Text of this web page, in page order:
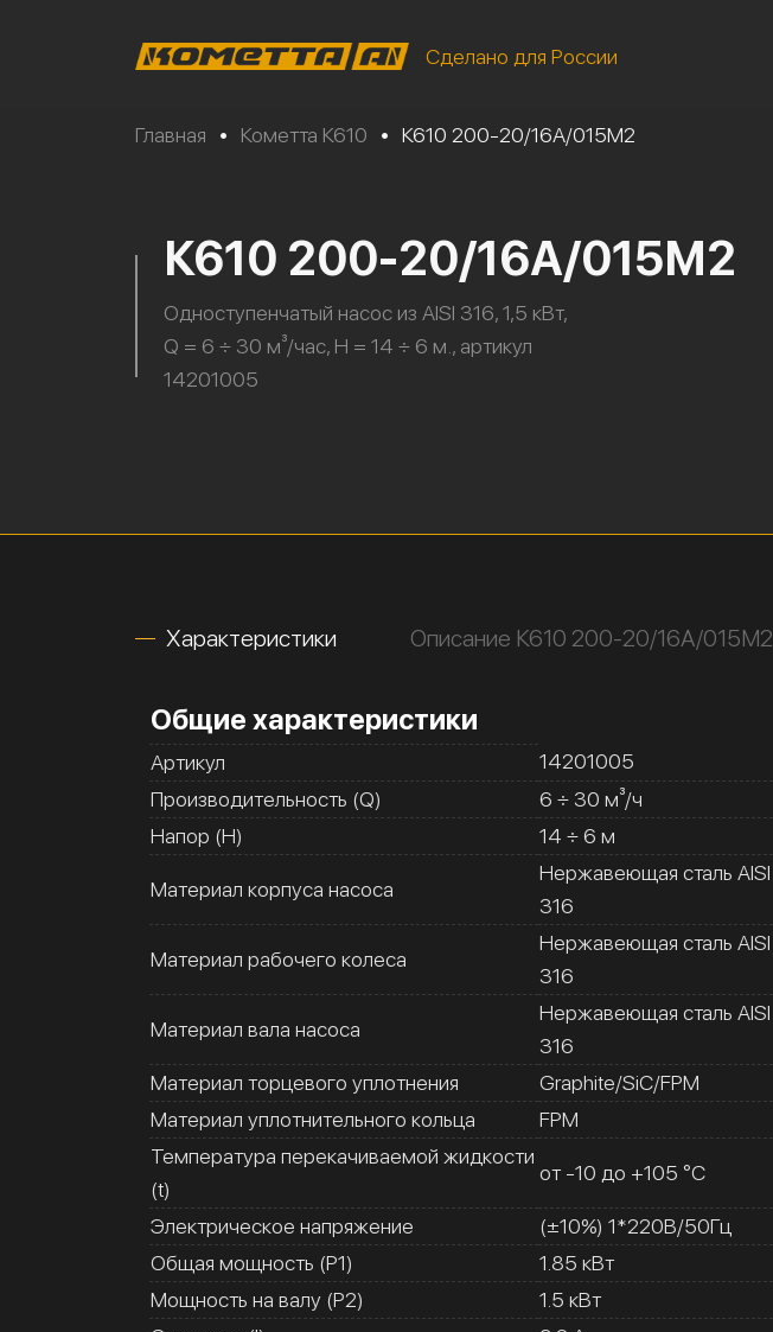
Сделано для России
Главная • Кометта К610 • К610 200-20/16А/015М2
К610 200-20/16А/015М2
Одноступенчатый насос из AISI 316, 1,5 кВт,
Q = 6 ÷ 30 м³/час, H = 14 ÷ 6 м., артикул
14201005
Характеристики Описание К610 200-20/16А/015М2
Общие характеристики
Артикул
14201005
Производительность (Q)
6 ÷ 30 м³/ч
Напор (H)
14 ÷ 6 м
Материал корпуса насоса
Нержавеющая сталь AISI
316
Материал рабочего колеса
Нержавеющая сталь AISI
316
Материал вала насоса
Нержавеющая сталь AISI
316
Материал торцевого уплотнения
Graphite/SiC/FPM
Материал уплотнительного кольца
FPM
Температура перекачиваемой жидкости
(t)
от -10 до +105 °C
Электрическое напряжение
(±10%) 1*220В/50Гц
Общая мощность (Р1)
1.85 кВт
Мощность на валу (Р2)
1.5 кВт